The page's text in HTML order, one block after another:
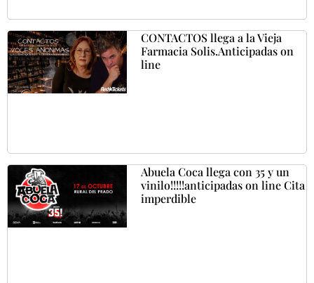
CONTACTOS llega a la Vieja
Farmacia Solis.Anticipadas on
line
Abuela Coca llega con 35 y un
vinilo!!!!!anticipadas on line Cita
imperdible